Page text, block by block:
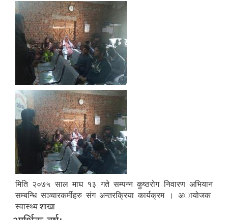
मिति २०७५ साल माघ १३ गते सम्पन्न कुष्ठरोग निवारण अभियान
सम्बन्धि स‌ञ्चारकर्मीहरु संग अन्तरक्रिया कार्यक्रम । अायोजक
स्वास्थ्य शाखा